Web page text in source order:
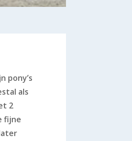
pony’s
als
2
fijne